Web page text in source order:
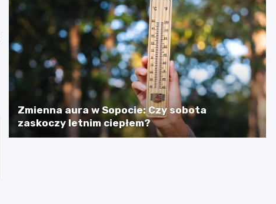
Zmienna aura w Sopocie: Czy sobota
zaskoczy letnim ciepłem?